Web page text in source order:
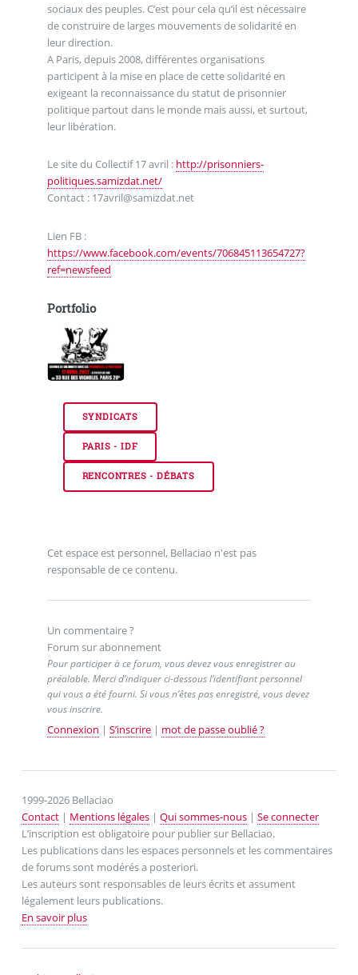
sociaux des peuples. C’est pour cela qu’il est nécessaire
de construire de larges mouvements de solidarité en
leur direction.
A Paris, depuis 2008, différentes organisations
participent à la mise en place de cette solidarité en
exigeant la reconnaissance du statut de prisonnier
politique partout dans le monde mais aussi, et surtout,
leur libération.
Le site du Collectif 17 avril : http://prisonniers-
politiques.samizdat.net/
Contact : 17avril@samizdat.net
Lien FB :
https://www.facebook.com/events/706845113654727?
ref=newsfeed
Portfolio
SYNDICATS
PARIS - IDF
RENCONTRES - DÉBATS
Cet espace est personnel, Bellaciao n'est pas
responsable de ce contenu.
Un commentaire ?
Forum sur abonnement
Pour participer à ce forum, vous devez vous enregistrer au
préalable. Merci d’indiquer ci-dessous l’identifiant personnel
qui vous a été fourni. Si vous n’êtes pas enregistré, vous devez
vous inscrire.
Connexion | S’inscrire| mot de passe oublié ?
1999-2026 Bellaciao
Contact| Mentions légales| Qui sommes-nous| Se connecter
L’inscription est obligatoire pour publier sur Bellaciao.
Les publications dans les espaces personnels et les commentaires
de forums sont modérés a posteriori.
Les auteurs sont responsables de leurs écrits et assument
légalement leurs publications.
En savoir plus